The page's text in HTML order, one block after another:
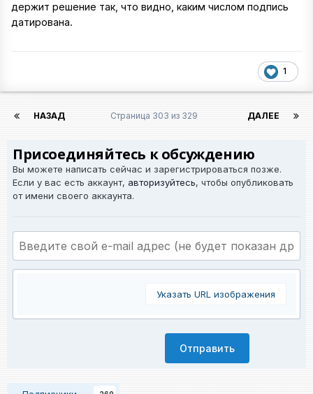
держит решение так, что видно, каким числом подпись
датирована.
1
НАЗАД ДАЛЕЕ
Страница 303 из 329
Присоединяйтесь к обсуждению
Вы можете написать сейчас и зарегистрироваться позже.
Если у вас есть аккаунт, авторизуйтесь, чтобы опубликовать
от имени своего аккаунта.
Указать URL изображения
Отправить